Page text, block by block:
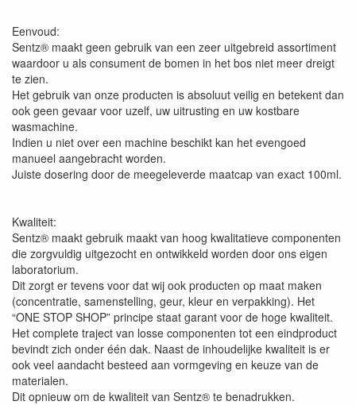
Eenvoud:
Sentz® maakt geen gebruik van een zeer uitgebreid assortiment
waardoor u als consument de bomen in het bos niet meer dreigt
te zien.
Het gebruik van onze producten is absoluut veilig en betekent dan
ook geen gevaar voor uzelf, uw uitrusting en uw kostbare
wasmachine.
Indien u niet over een machine beschikt kan het evengoed
manueel aangebracht worden.
Juiste dosering door de meegeleverde maatcap van exact 100ml.
Kwaliteit:
Sentz® maakt gebruik maakt van hoog kwalitatieve componenten
die zorgvuldig uitgezocht en ontwikkeld worden door ons eigen
laboratorium.
Dit zorgt er tevens voor dat wij ook producten op maat maken
(concentratie, samenstelling, geur, kleur en verpakking). Het
“ONE STOP SHOP” principe staat garant voor de hoge kwaliteit.
Het complete traject van losse componenten tot een eindproduct
bevindt zich onder één dak. Naast de inhoudelijke kwaliteit is er
ook veel aandacht besteed aan vormgeving en keuze van de
materialen.
Dit opnieuw om de kwaliteit van Sentz® te benadrukken.